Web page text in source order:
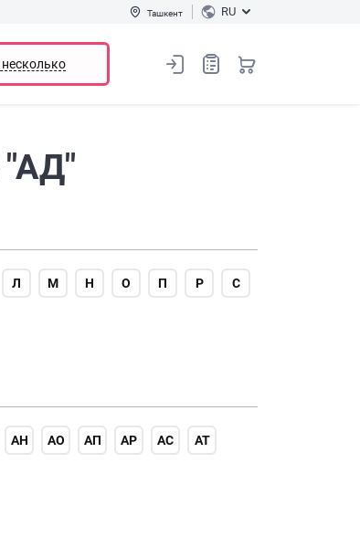
Ташкент RU
"АД"
Л М Н О П Р С
АН АО АП АР АС АТ